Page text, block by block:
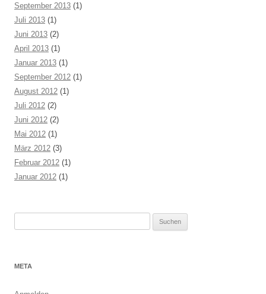
September 2013 (1)
Juli 2013 (1)
Juni 2013 (2)
April 2013 (1)
Januar 2013 (1)
September 2012 (1)
August 2012 (1)
Juli 2012 (2)
Juni 2012 (2)
Mai 2012 (1)
März 2012 (3)
Februar 2012 (1)
Januar 2012 (1)
META